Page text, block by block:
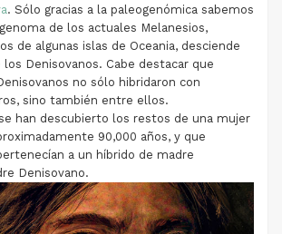
. Sólo gracias a la paleogenómica sabemos
de los actuales Melanesios,
de algunas islas de Oceania, desciende
Denisovanos. Cabe destacar que
no sólo hibridaron con
sino también entre ellos.
han descubierto los restos de una mujer
90,000 años, y que
a un híbrido de madre
Denisovano.